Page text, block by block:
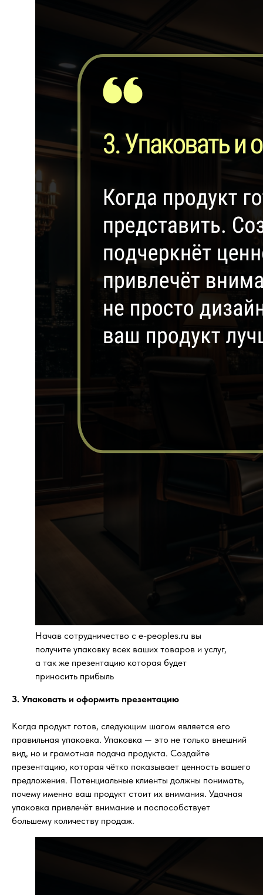
Начав сотрудничество с e-peoples.ru вы
получите упаковку всех ваших товаров и услуг,
а так же презентацию которая будет
приносить прибыль
3. Упаковать и оформить презентацию
Когда продукт готов, следующим шагом является его
правильная упаковка. Упаковка — это не только внешний
вид, но и грамотная подача продукта. Создайте
презентацию, которая чётко показывает ценность вашего
предложения. Потенциальные клиенты должны понимать,
почему именно ваш продукт стоит их внимания. Удачная
упаковка привлечёт внимание и поспособствует
большему количеству продаж.